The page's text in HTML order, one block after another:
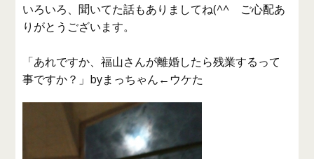
いろいろ、聞いてた話もありましてね(^^ゞご心配あ
りがとうございます。
「あれですか、福山さんが離婚したら残業するって
事ですか？」byまっちゃん←ウケた